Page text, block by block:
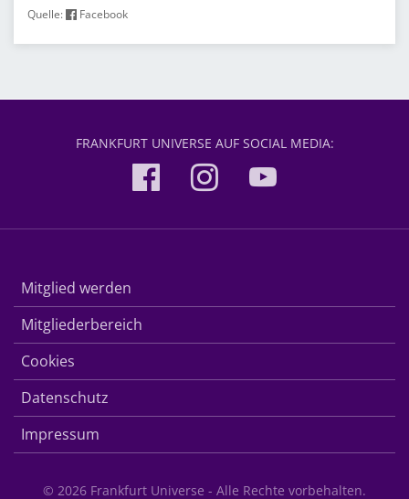
Quelle: Facebook
FRANKFURT UNIVERSE AUF SOCIAL MEDIA:
Mitglied werden
Mitgliederbereich
Cookies
Datenschutz
Impressum
© 2026 Frankfurt Universe - Alle Rechte vorbehalten.